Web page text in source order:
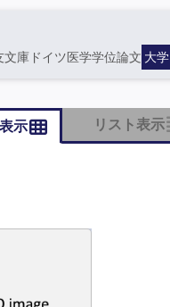
文庫ドイツ医学学位論文 大学
示 リスト表示